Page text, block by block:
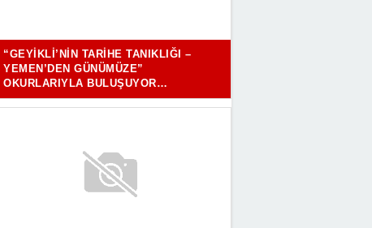
“GEYIKLI’NIN TARIHE TANIKLIĞI –
YEMEN’DEN GÜNÜMÜZE”
OKURLARIYLA BULUŞUYOR…